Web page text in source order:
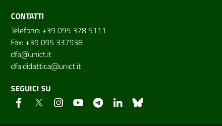
CONTATTI
Telefono: +39 095 378 5111
Fax: +39 095 337938
dfa@unict.it
dfa.didattica@unict.it
SEGUICI SU